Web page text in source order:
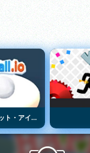
スノーボール・ドット・アイオー